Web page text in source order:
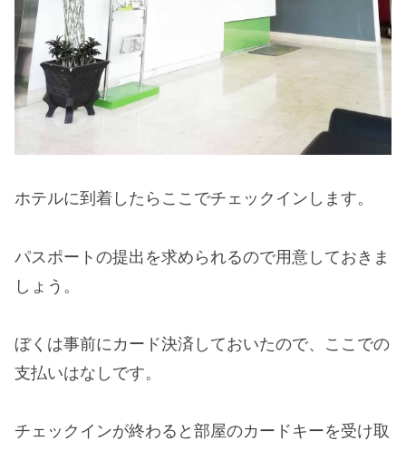
ホテルに到着したらここでチェックインします。
パスポートの提出を求められるので用意しておきま
しょう。
ぼくは事前にカード決済しておいたので、ここでの
支払いはなしです。
チェックインが終わると部屋のカードキーを受け取